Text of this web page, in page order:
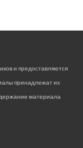
и предоставляются
принадлежат их
материала